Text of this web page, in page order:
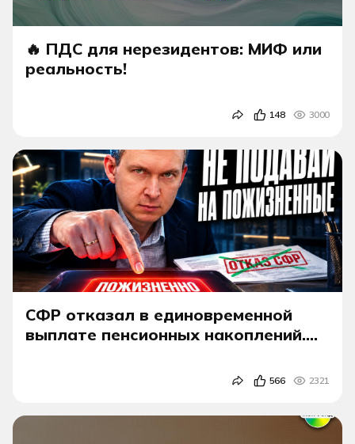
🔥 ПДС для нерезидентов: МИФ или
реальность!
148 3000
СФР отказал в единовременной
выплате пенсионных накоплений.
566 2321